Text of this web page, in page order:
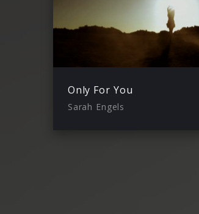
Only For You
Sarah Engels